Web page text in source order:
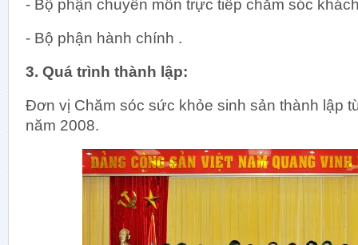
- Bộ phận chuyên môn trực tiếp chăm sóc
- Bộ phận hành chính .
3. Quá trình thành lập:
Đơn vị Chăm sóc sức khỏe sinh sản thành lập
năm 2008.
Khoa
Khoa